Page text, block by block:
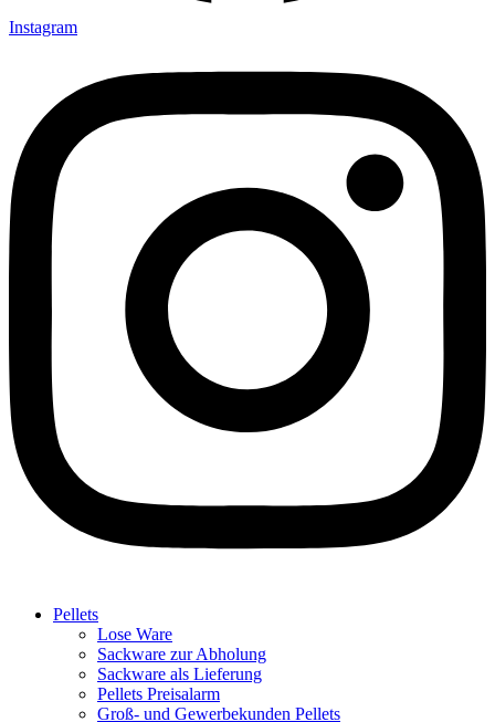
Instagram
Pellets
Lose Ware
Sackware zur Abholung
Sackware als Lieferung
Pellets Preisalarm
Groß- und Gewerbekunden Pellets